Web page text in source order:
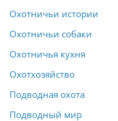
Охотничьи истории
Охотничьи собаки
Охотничья кухня
Охотхозяйство
Подводная охота
Подводный мир